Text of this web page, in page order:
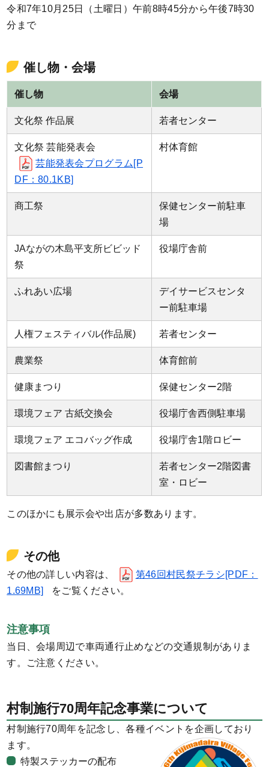
令和7年10月25日（土曜日）午前8時45分から午後7時30
分まで
催し物・会場
催し物 会場
文化祭 作品展 若者センター
文化祭 芸能発表会
芸能発表会プログラム[P
DF：80.1KB]
村体育館
商工祭
保健センター前駐車
場
JAながの木島平支所ビビッド
祭
役場庁舎前
ふれあい広場
デイサービスセンタ
ー前駐車場
人権フェスティバル(作品展) 若者センター
農業祭 体育館前
健康まつり 保健センター2階
環境フェア 古紙交換会 役場庁舎西側駐車場
環境フェア エコバッグ作成 役場庁舎1階ロビー
図書館まつり
若者センター2階図書
室・ロビー
このほかにも展示会や出店が多数あります。
その他
その他の詳しい内容は、
第46回村民祭チラシ[PDF：
1.69MB]
をご覧ください。
注意事項
当日、会場周辺で車両通行止めなどの交通規制がありま
す。ご注意ください。
村制施行70周年記念事業について
村制施行70周年を記念し、各種イベントを企画しており
ます。
特製ステッカーの配布